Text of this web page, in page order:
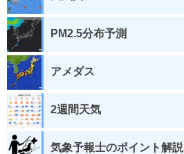
PM2.5分布予測
アメダス
2週間天気
気象予報士のポイント解説